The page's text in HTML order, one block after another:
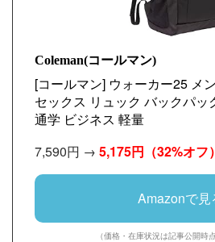
Coleman(コールマン)
[コールマン] ウォーカー25 メ
セックス リュック バックパッ
通学 ビジネス 軽量
7,590円 → 5,175円 （32%オフ）
Amazonで見
（価格・在庫状況は記事公開時